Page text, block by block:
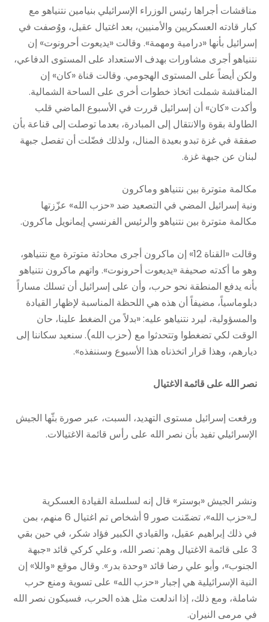
مناقشات أجراها رئيس الوزراء الإسرائيلي بنيامين نتنياهو مع
كبار قادته العسكريين والأمنيين، بعد اغتيال عقيل، ووُصفت في
إسرائيل بأنها «درامية ومهمة». وقالت «يديعوت أحرونوت» إن
نتنياهو أجرى مشاورات بهدف الاستعداد على المستوى الدفاعي،
ولكن أيضاً على المستوى الهجومي. وقالت قناة «كان» إن
المناقشة شملت اتخاذ خطوات أخرى على الساحة الشمالية.
وأكدت «كان» أن إسرائيل قررت في الأسبوع الماضي قلب
الطاولة بقوة والانتقال إلى المبادرة، بعدما توصلت إلى قناعة بأن
صفقة في غزة تبدو بعيدة المنال، ولذلك فضّلت أن تفصل جبهة
لبنان عن جبهة غزة.
مكالمة متوترة بين نتنياهو وماكرون
ونية إسرائيل المضي في التصعيد ضد «حزب الله» عزّزتها
مكالمة متوترة بين نتنياهو والرئيس الفرنسي إيمانويل ماكرون.
وقالت «القناة 12» إن ماكرون أجرى محادثة متوترة مع نتنياهو،
وهو ما أكدته صحيفة «يديعوت أحرونوت». واتهم ماكرون نتنياهو
بأنه يدفع المنطقة نحو حرب، وأن على إسرائيل أن تسلك مساراً
دبلوماسياً، مضيفاً أن هذه هي اللحظة المناسبة لإظهار القيادة
والمسؤولية، ليرد نتنياهو عليه: «بدلاً من الضغط علينا، حان
الوقت لكي تضغطوا وتتحدثوا مع (حزب الله). سنعيد سكاننا إلى
ديارهم، وهذا قرار اتخذناه هذا الأسبوع وسننفذه».
نصر الله على قائمة الاغتيال
ورفعت إسرائيل مستوى التهديد، السبت، عبر صورة بثّها الجيش
الإسرائيلي تفيد بأن نصر الله على رأس قائمة الاغتيالات.
ونشر الجيش «بوستر» قال إنه لسلسلة القيادة العسكرية
لـ«حزب الله»، تضمّنت صور 9 أشخاص تم اغتيال 6 منهم، بمن
في ذلك إبراهيم عقيل، والقيادي الكبير فؤاد شكر، في حين بقي
3 على قائمة الاغتيال وهم: نصر الله، وعلي كركي قائد «جبهة
الجنوب»، وأبو علي رضا قائد «وحدة بدر». وقال موقع «واللا» إن
النية الإسرائيلية هي إجبار «حزب الله» على تسوية ومنع حرب
شاملة، ومع ذلك، إذا اندلعت مثل هذه الحرب، فسيكون نصر الله
في مرمى النيران.